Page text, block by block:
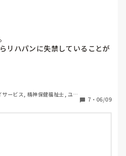
リハパンに失禁していることが
ていることも多々あります。息
のため衣類の尿臭が酷く他の利
います。現状を息子さんへ伝え
。ケアマネに報告しても変わら
ているのでしょうか？
ービス, 精神保健福祉士, ユニ
7 ・ 06/09